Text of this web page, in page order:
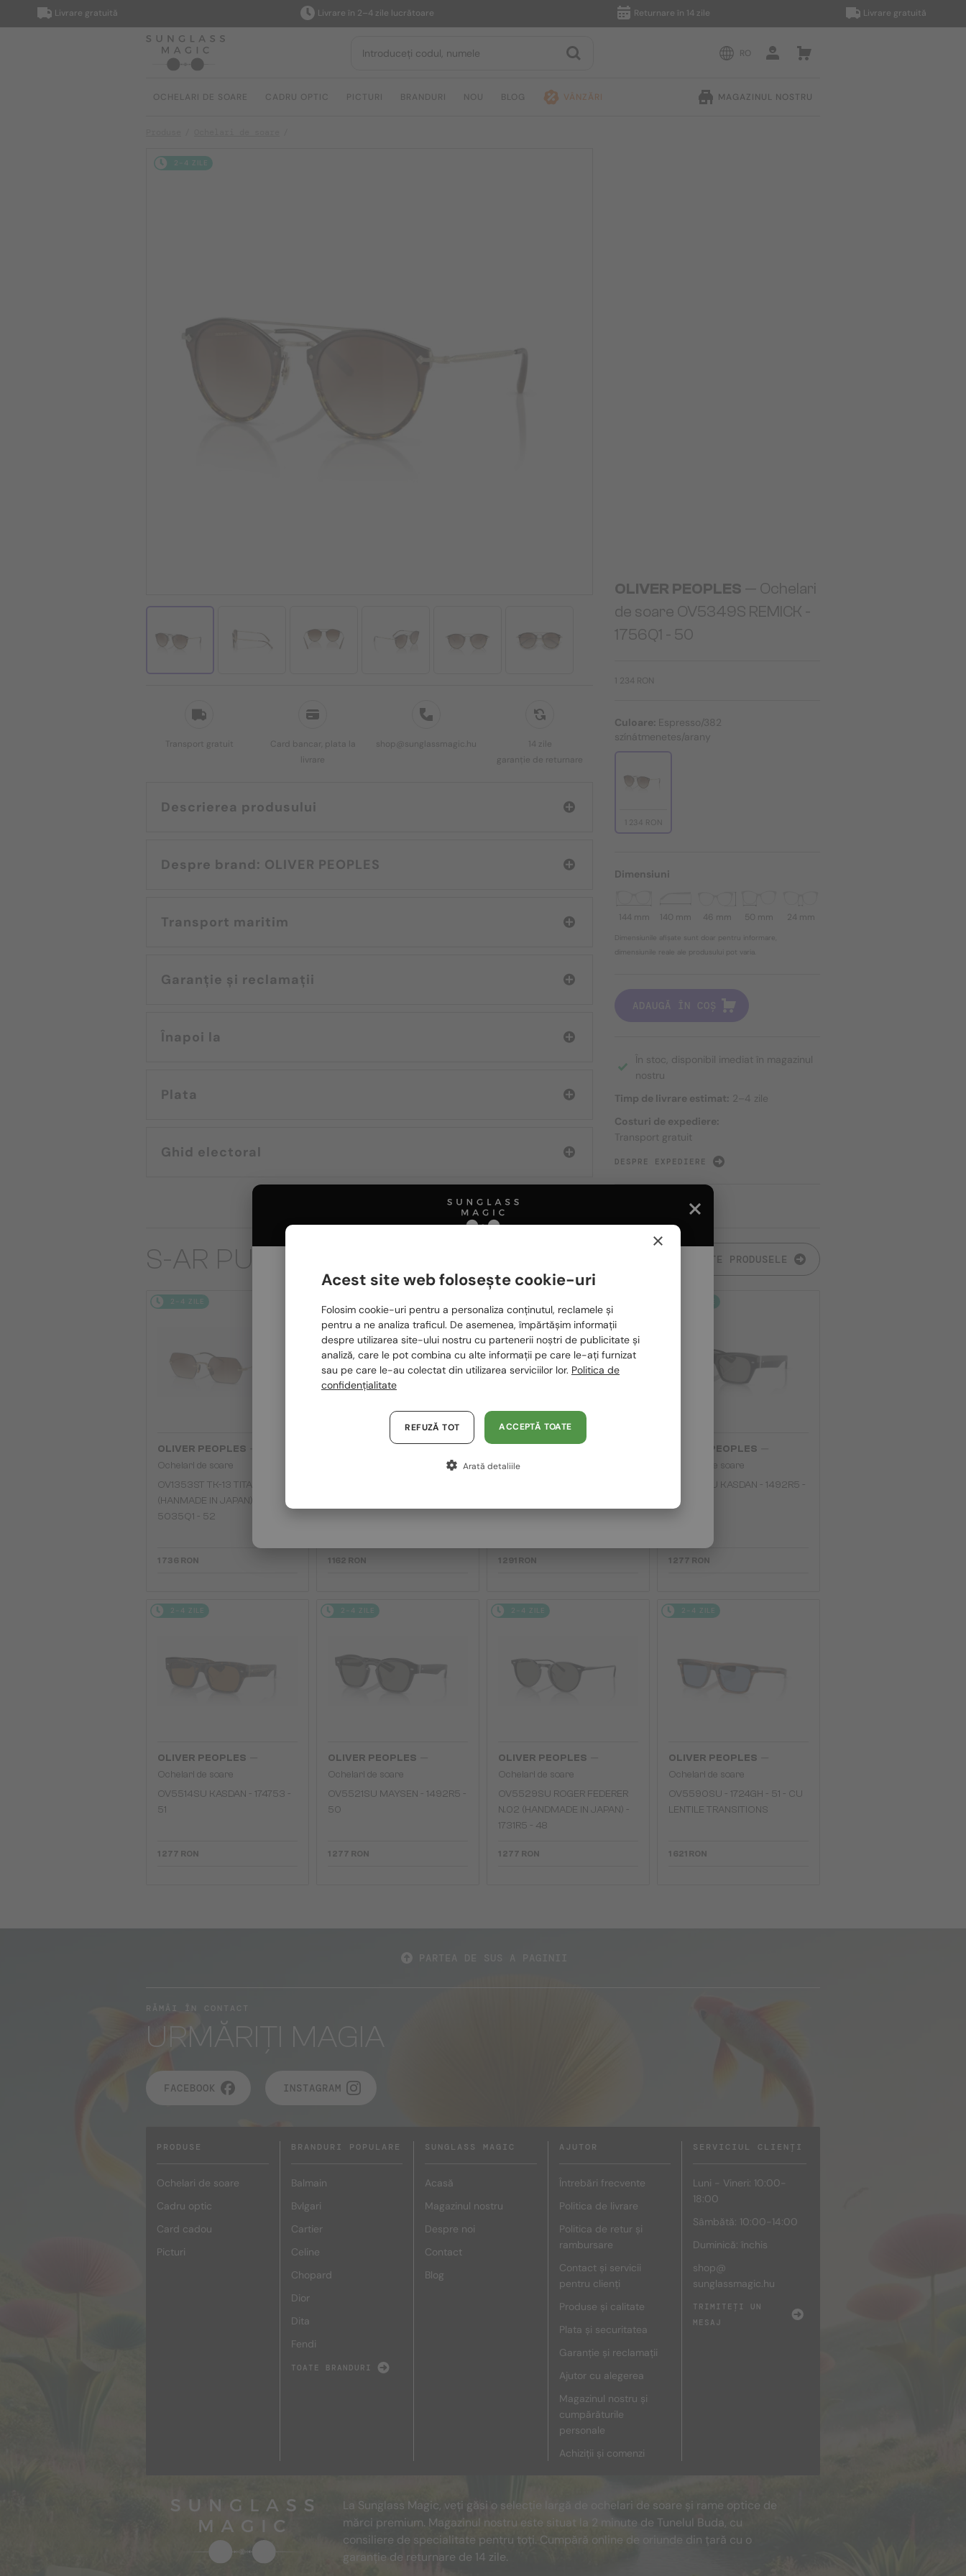
Livrare gratuită Livrare în 2–4 zile lucrătoare Returnare în 14 zile Livrare gratuită
RO
OCHELARI DE SOARE CADRU OPTIC PICTURI BRANDURI NOU BLOG VÂNZĂRI MAGAZINUL NOSTRU
2-4 ZILE
Transport gratuit
Card bancar, plata la
livrare
shop@sunglassmagic.hu
14 zile
garanție de returnare
Descrierea produsului
Despre brand: OLIVER PEOPLES
Transport maritim
Garanție și reclamații
Înapoi la
Plata
Ghid electoral
OLIVER PEOPLES — Ochelari
de soare OV5349S REMICK -
1756Q1 - 50
1 234 RON
Culoare: Espresso/382
színátmenetes/arany
1 234 RON
Dimensiuni
144 mm 140 mm 46 mm 50 mm 24 mm
Dimensiunile afișate sunt doar pentru informare,
dimensiunile reale ale produsului pot varia.
ADAUGĂ ÎN COȘ
În stoc, disponibil imediat în magazinul
nostru
Timp de livrare estimat: 2–4 zile
Costuri de expediere:
Transport gratuit
DESPRE EXPEDIERE
S-AR PUTEA SĂ FIȚI INTERESAȚI ȘI DE TOATE PRODUSELE
2-4 ZILE
OLIVER PEOPLES
Ochelari de soare
OV1353ST TK-13 TITANIUM
(HANMADE IN JAPAN) -
5035Q1 - 52
1 736 RON
—
1 162 RON
Ochelari de soare
1 291 RON
OLIVER PEOPLES
Ochelari de soare
OV5514SU KASDAN - 1492R5 -
1 277 RON
2-4 ZILE
OLIVER PEOPLES
Ochelari de soare
OV5514SU KASDAN - 174753 -
51
1 277 RON
2-4 ZILE
OLIVER PEOPLES
Ochelari de soare
OV5521SU MAYSEN - 1492R5 -
50
1 277 RON
2-4 ZILE
OLIVER PEOPLES
Ochelari de soare
OV5529SU ROGER FEDERER
N.02 (HANDMADE IN JAPAN) -
1731R5 - 48
1 277 RON
2-4 ZILE
OLIVER PEOPLES
Ochelari de soare
OV5590SU - 1724GH - 51 - CU
LENTILE TRANSITIONS
1 621 RON
RĂMÂI ÎN CONTACT
URMĂRIȚI MAGIA
FACEBOOK INSTAGRAM
PRODUSE
Ochelari de soare
Cadru optic
Card cadou
Picturi
BRANDURI POPULARE
Balmain
Bvlgari
Cartier
Celine
Chopard
Dior
Dita
Fendi
TOATE BRANDURI
SUNGLASS MAGIC
Acasă
Magazinul nostru
Despre noi
Contact
Blog
AJUTOR
Întrebări frecvente
Politica de livrare
Politica de retur și
rambursare
Contact și servicii
pentru clienți
Produse și calitate
Plata și securitatea
Garanție și reclamații
Ajutor cu alegerea
Magazinul nostru și
cumpărăturile
personale
Achiziții și comenzi
SERVICIUL CLIENȚI
Luni - Vineri: 10:00-
18:00
Sâmbătă: 10:00-14:00
Duminică: închis
shop@
sunglassmagic.hu
TRIMITEȚI UN
MESAJ
La Sunglass Magic, veți găsi o selecție largă de ochelari de soare și rame optice de
mărci premium. Magazinul nostru este situat la 2 minute de Tunelul Buda, cu
consiliere de specialitate pentru toți. Cumpără online de oriunde din țară cu o
garanție de returnare de 14 zile.
Te rugăm să alegi din listă țara potrivită pentru tine:
România / RO
Polska / PL
Magyarország / HU
Austria / AT
×
Acest site web folosește cookie-uri
Folosim cookie-uri pentru a personaliza conținutul, reclamele și
pentru a ne analiza traficul. De asemenea, împărtășim informații
despre utilizarea site-ului nostru cu partenerii noștri de publicitate și
analiză, care le pot combina cu alte informații pe care le-ați furnizat
sau pe care le-au colectat din utilizarea serviciilor lor. Politica de
confidențialitate
ACCEPTĂ TOATE
REFUZĂ TOT
Arată detaliile